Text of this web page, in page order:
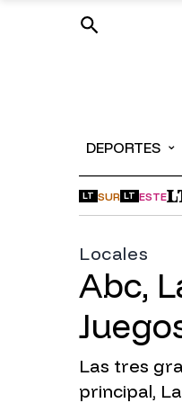
DEPORTES ⌄
LT SUR LT ESTE
Locales
Abc,
Las tres
principal,